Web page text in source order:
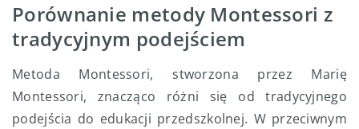
Porównanie metody Montessori z
tradycyjnym podejściem
Metoda Montessori, stworzona przez Marię
Montessori, znacząco różni się od tradycyjnego
podejścia do edukacji przedszkolnej. W przeciwnym